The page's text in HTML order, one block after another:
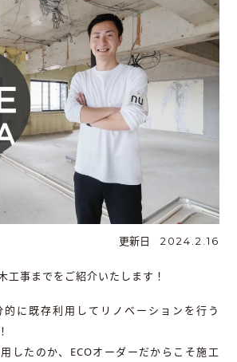
更新日 2024.2.16
工事までをご紹介いたします！
に既存利用してリノベーションを行う
したのか、ECOオーダーだからこそ施工